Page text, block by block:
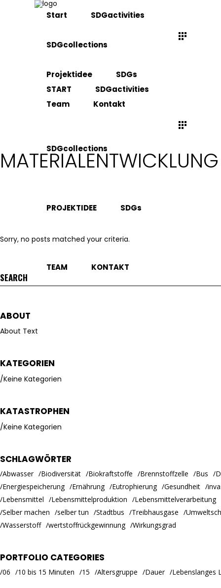
START SDGactivities
SDGcollections
PROJEKTIDEE SDGs
TEAM KONTAKT
Start SDGactivities
SDGcollections
Projektidee SDGs
Team Kontakt
Sorry, no posts matched your criteria.
Search
for:
ABOUT
About Text
KATEGORIEN
Keine Kategorien
KATASTROPHEN
Keine Kategorien
SCHLAGWÖRTER
Abwasser Biodiversität Biokraftstoffe Brennstoffzelle Bus
Energiespeicherung
Ernährung Eutrophierung Gesundheit
Lebensmittel
Lebensmittelproduktion
Lebensmittelverarbeitung
Selber machen
selber tun Stadtbus Treibhausgase
Wasserstoff
wertstoffrückgewinnung Wirkungsgrad
PORTFOLIO CATEGORIES
06 10 bis 15 Minuten 15 Altersgruppe Dauer Lebenslanges